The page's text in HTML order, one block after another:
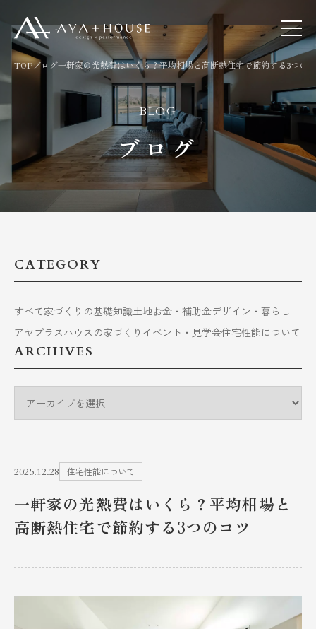
TOPブログ一軒家の光熱費はいくら？平均相場と高断熱住宅で節約する3つの
BLOG
ブログ
2025.12.28 住宅性能について
一軒家の光熱費はいくら？平均相場と
高断熱住宅で節約する3つのコツ
CATEGORY
すべて家づくりの基礎知識土地お金・補助金デザイン・暮らし
アヤプラスハウスの家づくり イベント・見学会住宅性能について
ARCHIVES